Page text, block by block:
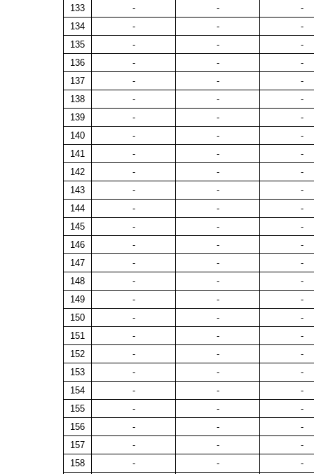
133
- -
-
134
- -
-
135
- -
-
136
- -
-
137
- -
-
138
- -
-
139
- -
-
140
- -
-
141
- -
-
142
- -
-
143
- -
-
144
- -
-
145
- -
-
146
- -
-
147
- -
-
148
- -
-
149
- -
-
150
- -
-
151
- -
-
152
- -
-
153
- -
-
154
- -
-
155
- -
-
156
- -
-
157
- -
-
158
- -
-